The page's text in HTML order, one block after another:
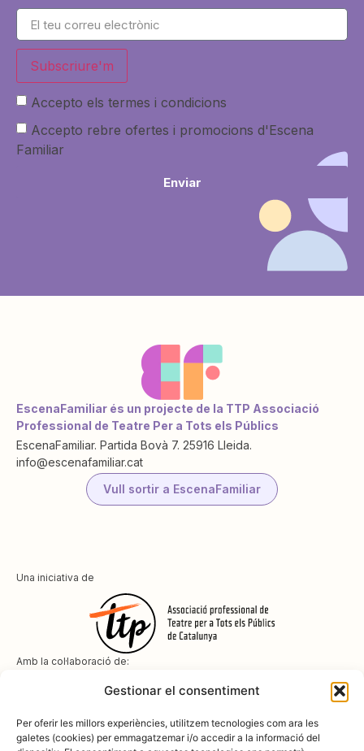
Gestionar el consentiment
Per oferir les millors experiències, utilitzem tecnologies com ara les
galetes (cookies) per emmagatzemar i/o accedir a la informació del
Subscriure'm
Accepto els termes i condicions
Accepto rebre ofertes i promocions d'Escena
Familiar
Enviar
EscenaFamiliar és un projecte de la TTP Associació
Professional de Teatre Per a Tots els Públics
EscenaFamiliar. Partida Bovà 7. 25916 Lleida.
info@escenafamiliar.cat
Vull sortir a EscenaFamiliar
Una iniciativa de
Amb la col·laboració de: